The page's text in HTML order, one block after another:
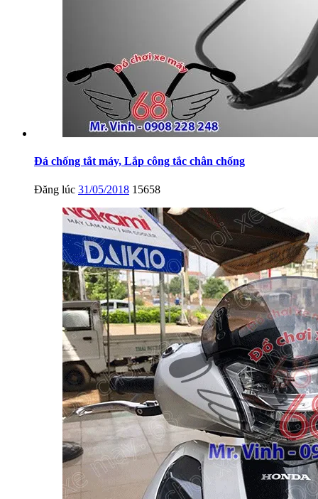
Đá chống tắt máy, Lắp công tắc chân chống
Đăng lúc 31/05/2018 15658